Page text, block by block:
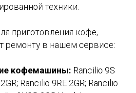
техники.
приготовления кофе,
ремонту в нашем сервисе:
кофемашины: Rancilio 9S
Rancilio 9RE 2GR; Rancilio